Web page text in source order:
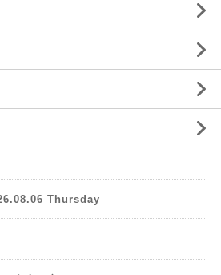
Thursday